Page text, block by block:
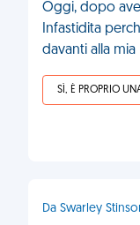
Oggi, dopo
Infastidita
davanti alla mia
SÌ, È PROPRIO
Da Swarley